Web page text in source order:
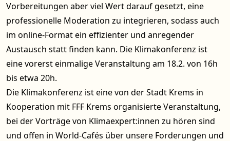
Vorbereitungen aber viel Wert darauf gesetzt, eine
professionelle Moderation zu integrieren, sodass auch
im online-Format ein effizienter und anregender
Austausch statt finden kann. Die Klimakonferenz ist
eine vorerst einmalige Veranstaltung am 18.2. von 16h
bis etwa 20h.
Die Klimakonferenz ist eine von der Stadt Krems in
Kooperation mit FFF Krems organisierte Veranstaltung,
bei der Vorträge von Klimaexpert:innen zu hören sind
und offen in World-Cafés über unsere Forderungen und